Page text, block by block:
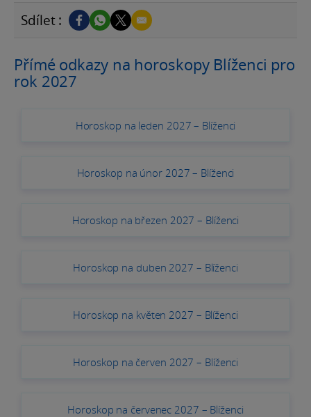
Sdílet :
Přímé odkazy na horoskopy Blíženci pro
rok 2027
Horoskop na leden 2027 – Blíženci
Horoskop na únor 2027 – Blíženci
Horoskop na březen 2027 – Blíženci
Horoskop na duben 2027 – Blíženci
Horoskop na květen 2027 – Blíženci
Horoskop na červen 2027 – Blíženci
Horoskop na červenec 2027 – Blíženci